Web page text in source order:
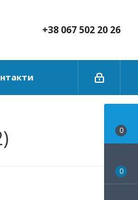
+38 067 502 20 26
0
0